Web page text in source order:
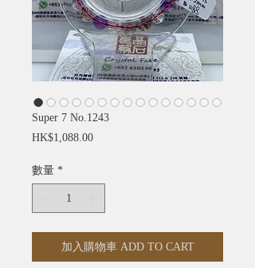
Super 7 No.1243
HK$1,088.00價
數量 *
加入購物車 ADD TO CART